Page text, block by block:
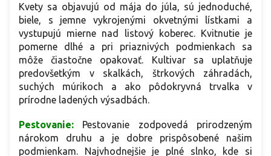
Kvety sa objavujú od mája do júla, sú jednoduché,
biele, s jemne vykrojenými okvetnými lístkami a
vystupujú mierne nad listový koberec. Kvitnutie je
pomerne dlhé a pri priaznivých podmienkach sa
môže čiastočne opakovať. Kultivar sa uplatňuje
predovšetkým v skalkách, štrkových záhradách,
suchých múrikoch a ako pôdokryvná trvalka v
prírodne ladených výsadbách.
Pestovanie: Pestovanie zodpovedá prirodzeným
nárokom druhu a je dobre prispôsobené našim
podmienkam. Najvhodnejšie je plné slnko, kde si